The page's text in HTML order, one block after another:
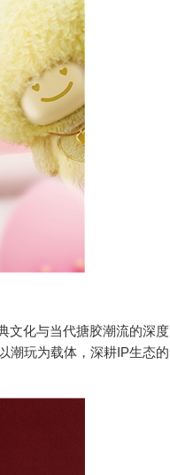
文化与当代搪胶潮流的深度
潮玩为载体，深耕IP生态的